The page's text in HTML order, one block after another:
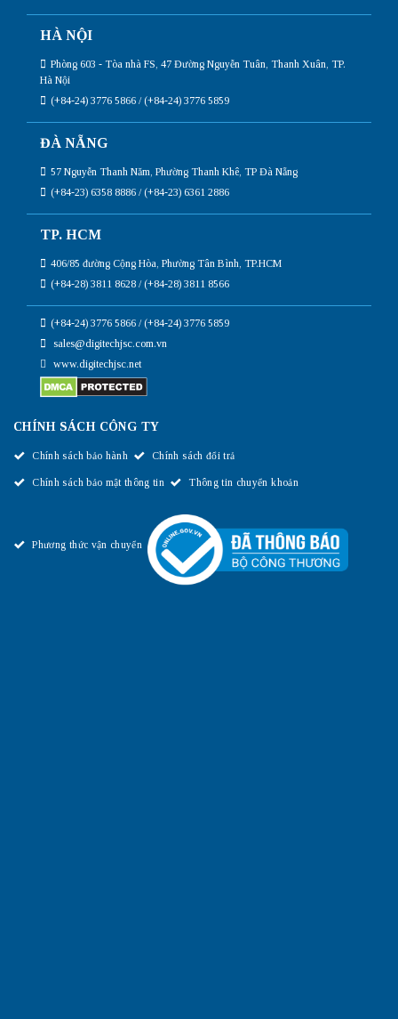
HÀ NỘI
Phòng 603 - Tòa nhà FS, 47 Đường Nguyễn Tuân, Thanh Xuân, TP.
Hà Nội
(+84-24) 3776 5866 / (+84-24) 3776 5859
ĐÀ NẴNG
57 Nguyễn Thanh Năm, Phường Thanh Khê, TP Đà Nẵng
(+84-23) 6358 8886 / (+84-23) 6361 2886
TP. HCM
406/85 đường Cộng Hòa, Phường Tân Bình, TP.HCM
(+84-28) 3811 8628 / (+84-28) 3811 8566
(+84-24) 3776 5866 / (+84-24) 3776 5859
sales@digitechjsc.com.vn
www.digitechjsc.net
CHÍNH SÁCH CÔNG TY
Chính sách bảo hành Chính sách đổi trả
Chính sách bảo mật thông tin Thông tin chuyển khoản
Phương thức vận chuyển